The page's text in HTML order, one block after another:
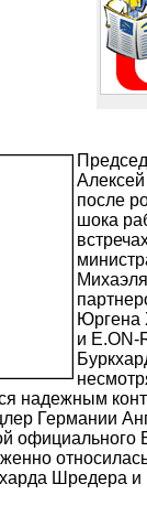
после
шока
Юргена
и E.ON-
надежным
Германии
официального
Шредера и